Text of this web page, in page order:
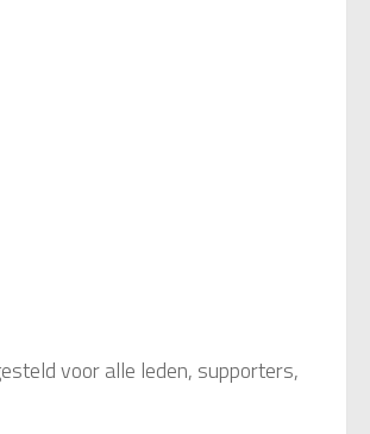
voor alle leden, supporters,